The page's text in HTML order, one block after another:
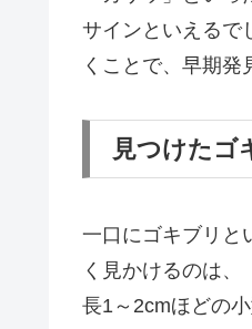
サインといえるで
くことで、早期発
見つけたゴ
一口にゴキブリと
く見かけるのは
長1～2cmほどの